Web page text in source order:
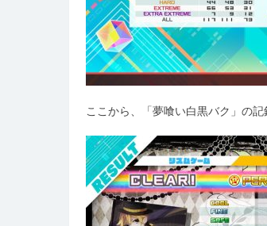
ここから、「夢喰い白黒バク」の記